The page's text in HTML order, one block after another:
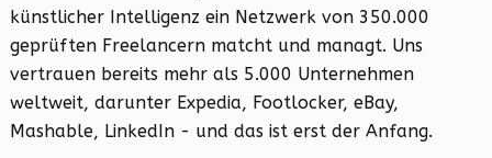
künstlicher Intelligenz ein Netzwerk von 350.000
geprüften Freelancern matcht und managt. Uns
vertrauen bereits mehr als 5.000 Unternehmen
weltweit, darunter Expedia, Footlocker, eBay,
Mashable, LinkedIn - und das ist erst der Anfang.